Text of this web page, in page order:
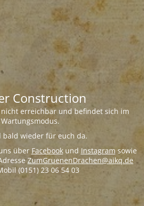
Construction
nicht erreichbar und befindet sich im
Wartungsmodus.
bald wieder für euch da.
über Facebookund Instagram sowie
ZumGruenenDrachen@aikq.de
(0151) 23 06 54 03